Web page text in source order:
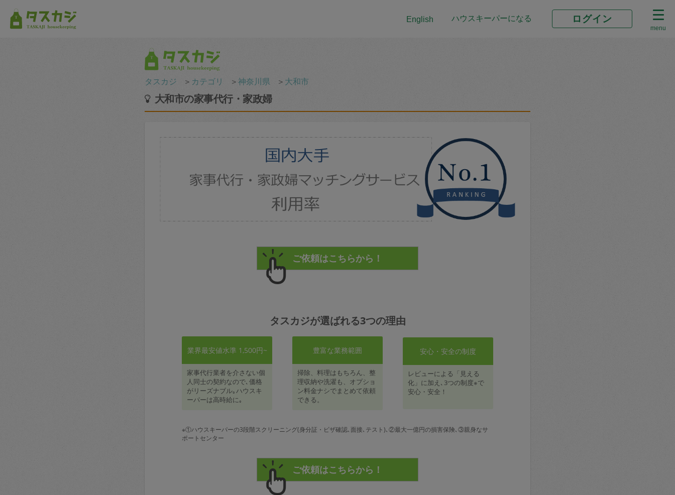
English ハウスキーパーになる ログイン
menu
タスカジ ＞ カテゴリ ＞神奈川県 ＞ 大和市
大和市の家事代行・家政婦
タスカジが選ばれる3つの理由
業界最安値水準 1,500円~
家事代行業者を介さない個
人同士の契約なので､価格
がリーズナブル｡ハウスキ
ーパーは高時給に｡
豊富な業務範囲
掃除、料理はもちろん、整
理収納や洗濯も、オプショ
ン料金ナシでまとめて依頼
できる。
安心・安全の制度
レビューによる「見える
化」に加え､3つの制度※で
安心・安全！
※①ハウスキーパーの3段階スクリーニング(身分証・ビザ確認､面接､テスト)､②最大一億円の損害保険､③親身なサ
ポートセンター